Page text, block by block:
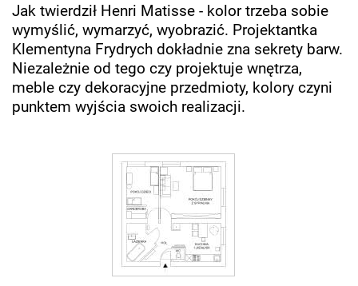
Jak twierdził Henri Matisse - kolor trzeba sobie
wymyślić, wymarzyć, wyobrazić. Projektantka
Klementyna Frydrych dokładnie zna sekrety barw.
Niezależnie od tego czy projektuje wnętrza,
meble czy dekoracyjne przedmioty, kolory czyni
punktem wyjścia swoich realizacji.